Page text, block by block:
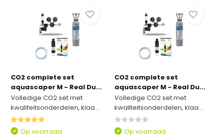
CO2 complete set
aquascaper M - Real Du...
Volledige CO2 set met
kwaliteitsonderdelen, klaa...
Op voorraad
CO2 complete set
aquascaper M - Real Du...
Volledige CO2 set met
kwaliteitsonderdelen, klaa...
Op voorraad